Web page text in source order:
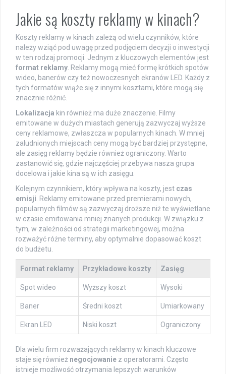
Jakie są koszty reklamy w kinach?
Koszty reklamy w kinach zależą od wielu czynników, które
należy wziąć pod uwagę przed podjęciem decyzji o inwestycji
w ten rodzaj promocji. Jednym z kluczowych elementów jest
format reklamy . Reklamy mogą mieć formę krótkich spotów
wideo, banerów czy też nowoczesnych ekranów LED. Każdy z
tych formatów wiąże się z innymi kosztami, które mogą się
znacznie różnić.
Lokalizacja kin również ma duże znaczenie. Filmy
emitowane w dużych miastach generują zazwyczaj wyższe
ceny reklamowe, zwłaszcza w popularnych kinach. W mniej
zaludnionych miejscach ceny mogą być bardziej przystępne,
ale zasięg reklamy będzie również ograniczony. Warto
zastanowić się, gdzie najczęściej przebywa nasza grupa
docelowa i jakie kina są w ich zasięgu.
Kolejnym czynnikiem, który wpływa na koszty, jest czas
emisji . Reklamy emitowane przed premierami nowych,
popularnych filmów są zazwyczaj droższe niż te wyświetlane
w czasie emitowania mniej znanych produkcji. W związku z
tym, w zależności od strategii marketingowej, można
rozważyć różne terminy, aby optymalnie dopasować koszt
do budżetu.
Format reklamy Przykładowe koszty Zasięg
Spot wideo Wyższy koszt Wysoki
Baner Średni koszt Umiarkowany
Ekran LED Niski koszt Ograniczony
Dla wielu firm rozważających reklamy w kinach kluczowe
staje się również negocjowanie z operatorami. Często
istnieje możliwość otrzymania lepszych warunków